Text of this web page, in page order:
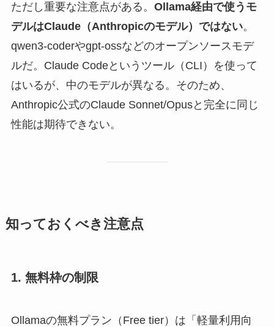
ただし重要な注意点がある。 Ollama経由で使うモ
デルはClaude（Anthropicのモデル）ではない。
qwen3-coderやgpt-ossなどのオープンソースモデ
ルだ。Claude Codeというツール（CLI）を使って
はいるが、中のモデルが異なる。そのため、
Anthropic公式のClaude Sonnet/Opusと完全に同じ
性能は期待できない。
知っておくべき注意点
1. 無料枠の制限
Ollamaの無料プラン（Free tier）は「軽量利用向